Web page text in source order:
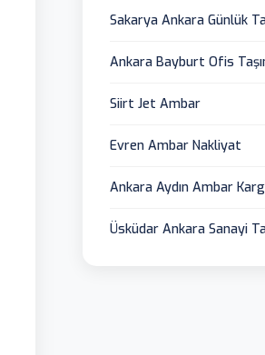
Sakarya Ankara Günlük
Ankara Bayburt Ofis
Siirt Jet Ambar
Evren Ambar Nakliyat
Ankara Aydın Ambar
Üsküdar Ankara Sanayi